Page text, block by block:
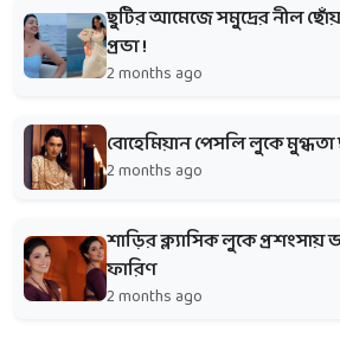
ছুটির আমেজে সমুদ্রের নীল
প্রভা !
2 months ago
বোহেমিয়ান পেসলি লুকে
2 months ago
শাড়ির ক্ল্যাসিক লুকে প্রশংসায়
ফারিণ
2 months ago